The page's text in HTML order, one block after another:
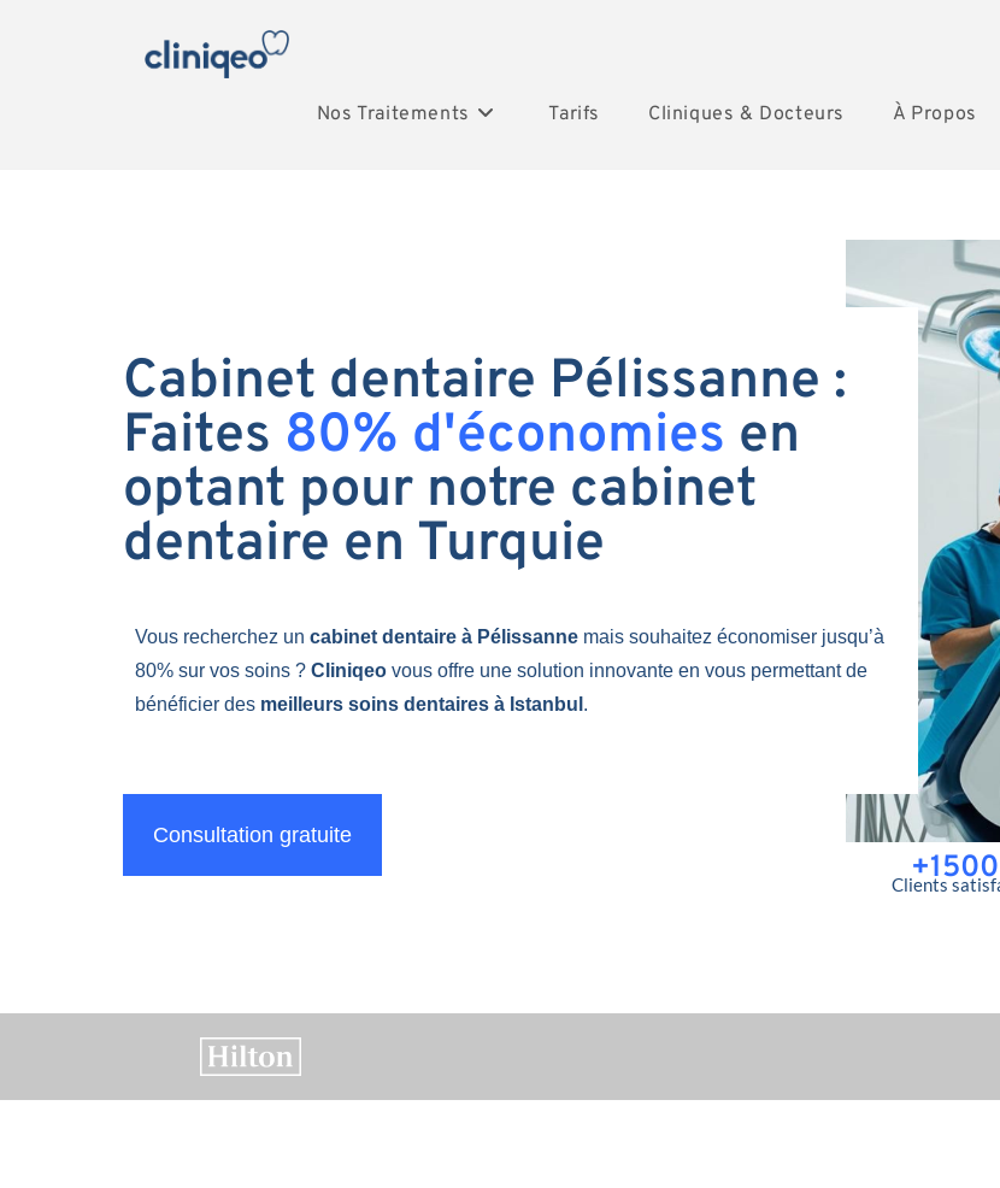
Nos Traitements Tarifs Cliniques & Docteurs À Propos
Cabinet dentaire Pélissanne :
Faites 80% d'économies en
optant pour notre cabinet
dentaire en Turquie
Vous recherchez un cabinet dentaire à Pélissanne mais souhaitez économiser jusqu’à
80% sur vos soins ? Cliniqeo vous offre une solution innovante en vous permettant de
bénéficier des meilleurs soins dentaires à Istanbul .
Consultation gratuite
+1500
Clients